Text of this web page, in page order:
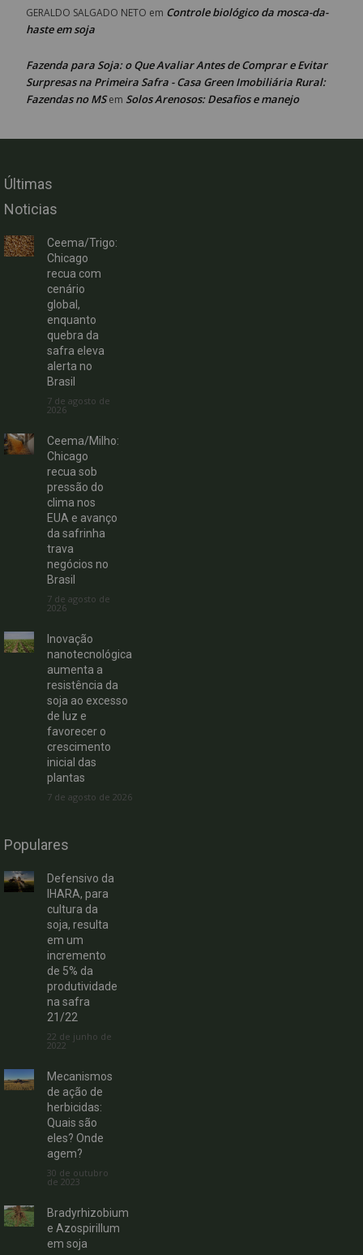
GERALDO SALGADO NETO em Controle biológico da mosca-da-
haste em soja
Fazenda para Soja: o Que Avaliar Antes de Comprar e Evitar
Surpresas na Primeira Safra - Casa Green Imobiliária Rural:
Fazendas no MSem Solos Arenosos: Desafios e manejo
Últimas
Noticias
Ceema/Trigo:
Chicago
recua com
cenário
global,
enquanto
quebra da
safra eleva
alerta no
Brasil
7 de agosto de
2026
Ceema/Milho:
Chicago
recua sob
pressão do
clima nos
EUA e avanço
da safrinha
trava
negócios no
Brasil
7 de agosto de
2026
Inovação
nanotecnológica
aumenta a
resistência da
soja ao excesso
de luz e
favorecer o
crescimento
inicial das
plantas
7 de agosto de 2026
Populares
Defensivo da
IHARA, para
cultura da
soja, resulta
em um
incremento
de 5% da
produtividade
na safra
21/22
22 de junho de
2022
Mecanismos
de ação de
herbicidas:
Quais são
eles? Onde
agem?
30 de outubro
de 2023
Bradyrhizobium
e Azospirillum
em soja